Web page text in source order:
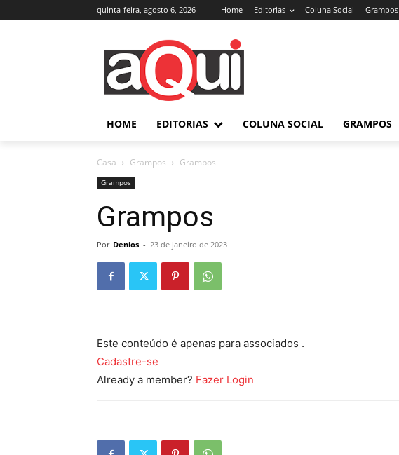
quinta-feira, agosto 6, 2026 Home Editorias Coluna Social Grampos
HOME EDITORIAS COLUNA SOCIAL GRAMPOS
Casa Grampos Grampos
Grampos
Grampos
Por Denios - 23 de janeiro de 2023
Este conteúdo é apenas para associados .
Cadastre-se
Already a member? Fazer Login